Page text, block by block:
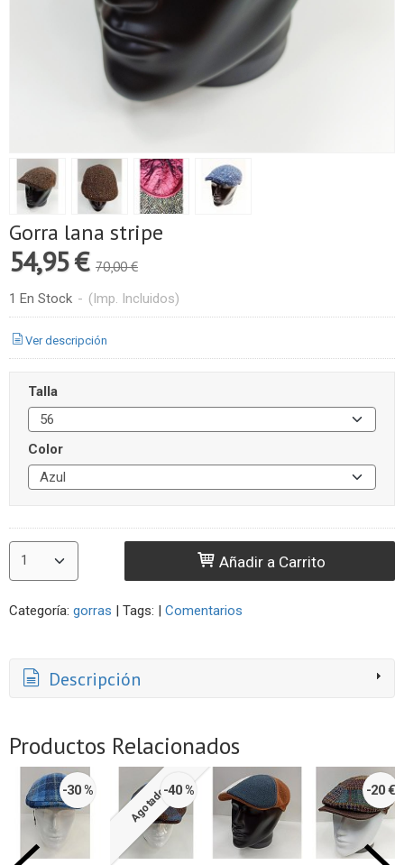
Gorra lana stripe
54,95 € 70,00 €
1 En Stock - (Imp. Incluidos)
Ver descripción
Talla
Color
Añadir a Carrito
Categoría: gorras | Tags: | Comentarios
Descripción
Productos Relacionados
-30 % Agotado-40 % -20 €